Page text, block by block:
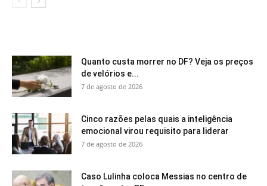
Quanto custa morrer no DF? Veja os preços
de velórios e...
7 de agosto de 2026
Cinco razões pelas quais a inteligência
emocional virou requisito para liderar
7 de agosto de 2026
Caso Lulinha coloca Messias no centro de